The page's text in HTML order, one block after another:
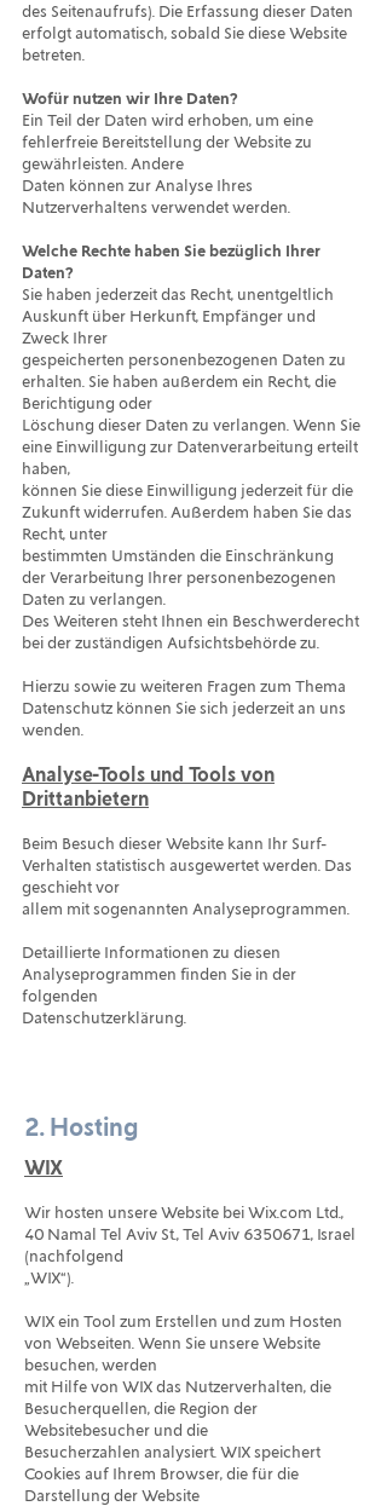
des Seitenaufrufs). Die Erfassung dieser Daten
erfolgt automatisch, sobald Sie diese Website
betreten.
Wofür nutzen wir Ihre Daten?
Ein Teil der Daten wird erhoben, um eine
fehlerfreie Bereitstellung der Website zu
gewährleisten. Andere
Daten können zur Analyse Ihres
Nutzerverhaltens verwendet werden.
Welche Rechte haben Sie bezüglich Ihrer
Daten?
Sie haben jederzeit das Recht, unentgeltlich
Auskunft über Herkunft, Empfänger und
Zweck Ihrer
gespeicherten personenbezogenen Daten zu
erhalten. Sie haben außerdem ein Recht, die
Berichtigung oder
Löschung dieser Daten zu verlangen. Wenn Sie
eine Einwilligung zur Datenverarbeitung erteilt
haben,
können Sie diese Einwilligung jederzeit für die
Zukunft widerrufen. Außerdem haben Sie das
Recht, unter
bestimmten Umständen die Einschränkung
der Verarbeitung Ihrer personenbezogenen
Daten zu verlangen.
Des Weiteren steht Ihnen ein Beschwerderecht
bei der zuständigen Aufsichtsbehörde zu.
Hierzu sowie zu weiteren Fragen zum Thema
Datenschutz können Sie sich jederzeit an uns
wenden.
Analyse-Tools und Tools von
Drittanbietern
Beim Besuch dieser Website kann Ihr Surf-
Verhalten statistisch ausgewertet werden. Das
geschieht vor
allem mit sogenannten Analyseprogrammen.
Detaillierte Informationen zu diesen
Analyseprogrammen finden Sie in der
folgenden
Datenschutzerklärung.
2. Hosting
WIX
Wir hosten unsere Website bei Wix.com Ltd.,
40 Namal Tel Aviv St., Tel Aviv 6350671, Israel
(nachfolgend
„WIX“).
WIX ein Tool zum Erstellen und zum Hosten
von Webseiten. Wenn Sie unsere Website
besuchen, werden
mit Hilfe von WIX das Nutzerverhalten, die
Besucherquellen, die Region der
Websitebesucher und die
Besucherzahlen analysiert. WIX speichert
Cookies auf Ihrem Browser, die für die
Darstellung der Website